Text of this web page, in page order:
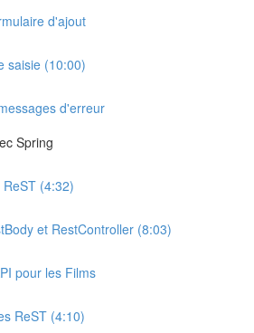
d'ajout
saisie (10:00)
d'erreur
Spring
(4:32)
et RestController (8:03)
pour les Films
ReST (4:10)